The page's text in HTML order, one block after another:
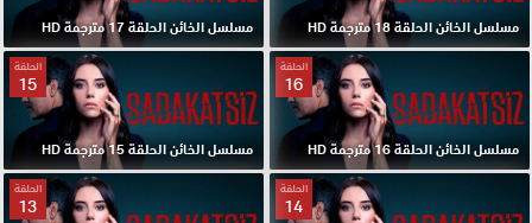
مسلسل الخائن الحلقة 18 مترجمة HD مسلسل الخائن الحلقة 17 مترجمة HD
الحلقة
16
مسلسل الخائن الحلقة 16 مترجمة HD
الحلقة
15
مسلسل الخائن الحلقة 15 مترجمة HD
الحلقة
14
الحلقة
13